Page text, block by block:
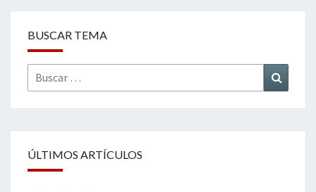
BUSCAR TEMA
Buscar
por:
ÚLTIMOS ARTÍCULOS